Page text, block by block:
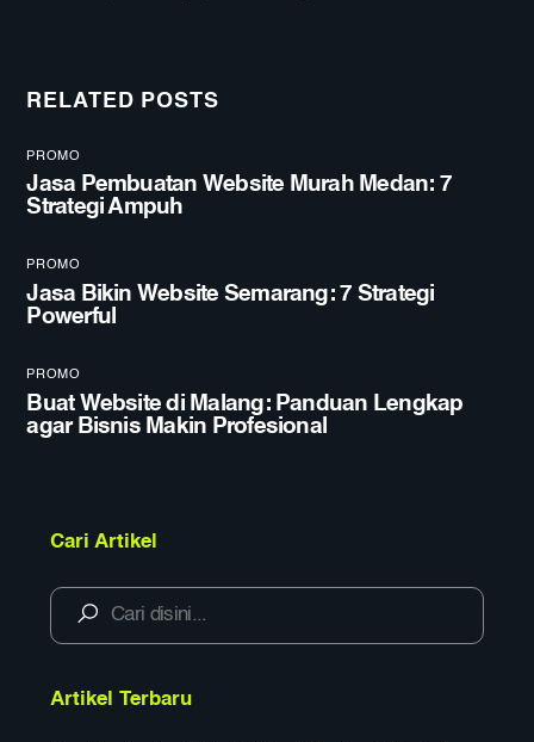
RELATED POSTS
PROMO
Jasa Pembuatan Website Murah Medan: 7
Strategi Ampuh
PROMO
Jasa Bikin Website Semarang: 7 Strategi
Powerful
PROMO
Buat Website di Malang: Panduan Lengkap
agar Bisnis Makin Profesional
Cari Artikel
Artikel Terbaru